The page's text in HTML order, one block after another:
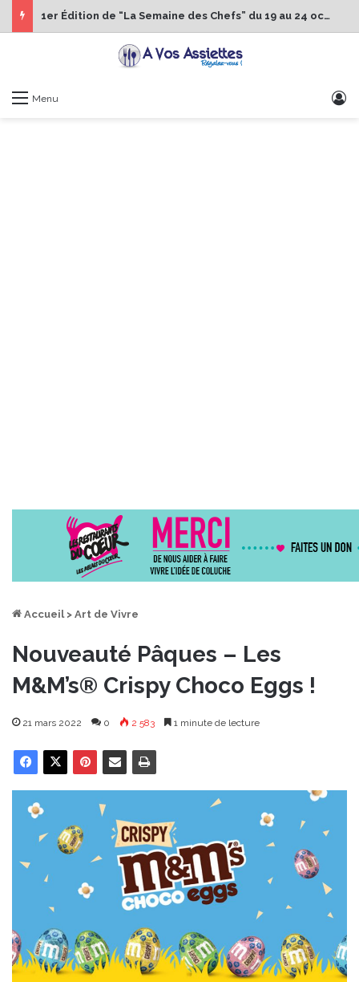
1er Édition de “La Semaine des Chefs” du 19 au 24 octobre 2026
Menu
Accueil > Art de Vivre
Nouveauté Pâques – Les
M&M’s® Crispy Choco Eggs !
21 mars 2022 0 2 583 1 minute de lecture